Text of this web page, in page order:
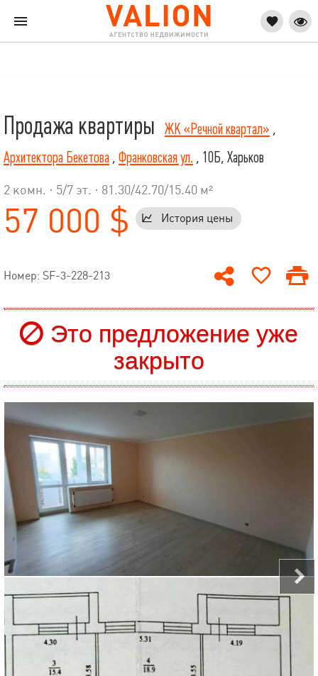
Продажа квартиры ЖК «Речной квартал» ,
Архитектора Бекетова , Франковская ул. , 10Б, Харьков
2 комн. · 5/7 эт. · 81.30/42.70/15.40 м²
57 000 $ История цены
Номер: SF-3-228-213
Это предложение уже
закрыто